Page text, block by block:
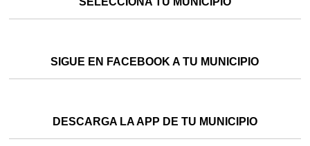
SIGUE EN FACEBOOK A TU MUNICIPIO
DESCARGA LA APP DE TU MUNICIPIO